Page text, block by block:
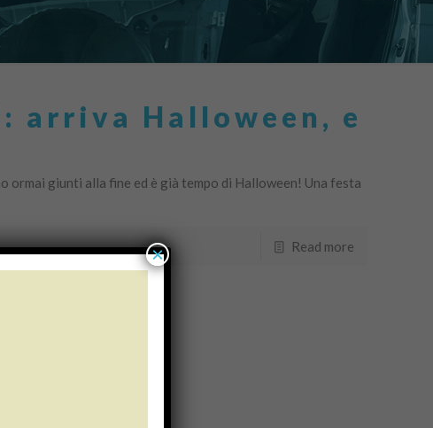
arriva Halloween, e
giunti alla fine ed è già tempo di Halloween! Una festa
Read more
×